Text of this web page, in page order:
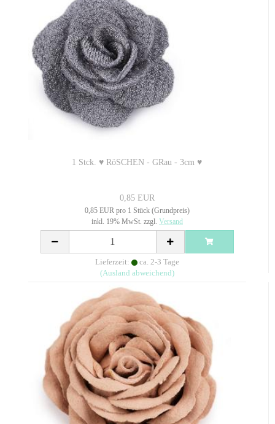
1 Stck. ♥ RöSCHEN - GRau - 3cm ♥
0,85 EUR
0,85 EUR pro 1 Stück (Grundpreis)
inkl. 19% MwSt. zzgl. Versand
Lieferzeit:
ca. 2-3 Tage
(Ausland abweichend)